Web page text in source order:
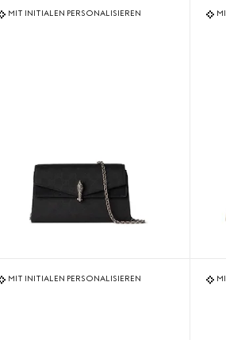
MIT INITIALEN PERSONALISIEREN
MIT INITIALEN PERSONALISIEREN